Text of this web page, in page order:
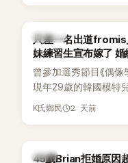
K-POP
只差一名出道
妹練習生宣布嫁了
曾參加選秀節目《偶像
現年29歲的韓國模特
近日無預警在社群平
K氏鄉民 2 天前
韓星
45歲Brian拒婚原因